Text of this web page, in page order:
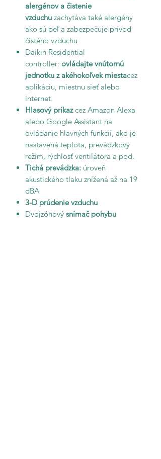
alergénov a čistenie
vzduchu zachytáva také alergény
ako sú peľ a zabezpečuje prívod
čistého vzduchu
Daikin Residential
controller: ovládajte vnútornú
jednotku z akéhokoľvek miestacez
aplikáciu, miestnu sieť alebo
internet.
Hlasový príkazcez Amazon Alexa
alebo Google Assistant na
ovládanie hlavných funkcií, ako je
nastavená teplota, prevádzkový
režim, rýchlosť ventilátora a pod.
Tichá prevádzka: úroveň
akustického tlaku znížená až na 19
dBA
3-D prúdenie vzduchu
Dvojzónový snímač pohybu